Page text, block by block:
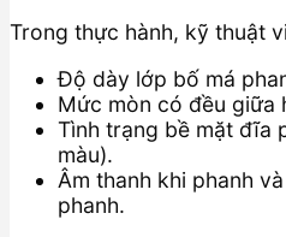
Trong thực hành, kỹ thuật
Độ dày lớp bố má
Mức mòn có đều giữa
Tình trạng bề mặt đĩa
màu).
Âm thanh khi phanh
phanh.